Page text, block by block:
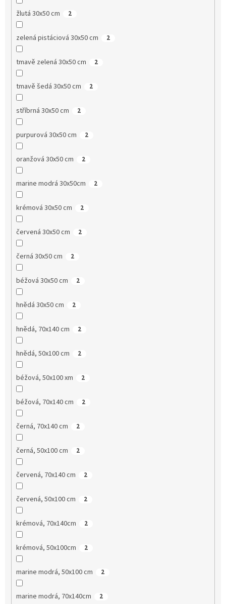
žlutá 30x50 cm 2
zelená pistáciová 30x50 cm 2
tmavě zelená 30x50 cm 2
tmavě šedá 30x50 cm 2
stříbrná 30x50 cm 2
purpurová 30x50 cm 2
oranžová 30x50 cm 2
marine modrá 30x50cm 2
krémová 30x50 cm 2
červená 30x50 cm 2
černá 30x50 cm 2
béžová 30x50 cm 2
hnědá 30x50 cm 2
hnědá, 70x140 cm 2
hnědá, 50x100 cm 2
béžová, 50x100 xm 2
béžová, 70x140 cm 2
černá, 70x140 cm 2
černá, 50x100 cm 2
červená, 70x140 cm 2
červená, 50x100 cm 2
krémová, 70x140cm 2
krémová, 50x100cm 2
marine modrá, 50x100 cm 2
marine modrá, 70x140cm 2